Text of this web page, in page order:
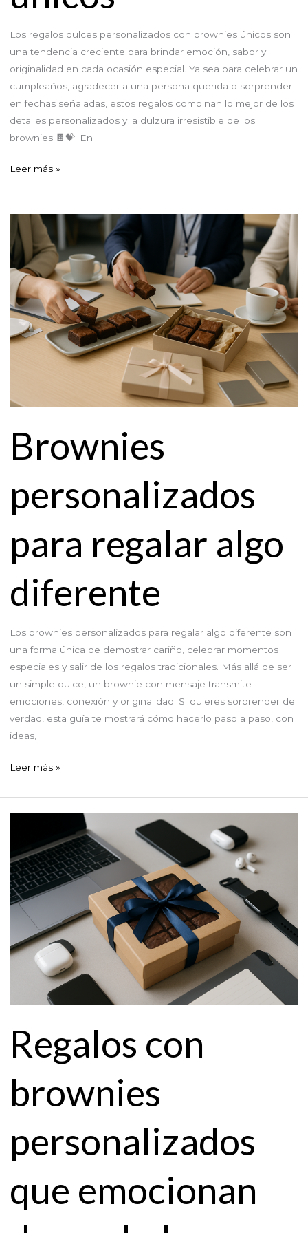
Los regalos dulces personalizados con brownies únicos son
una tendencia creciente para brindar emoción, sabor y
originalidad en cada ocasión especial. Ya sea para celebrar un
cumpleaños, agradecer a una persona querida o sorprender
en fechas señaladas, estos regalos combinan lo mejor de los
detalles personalizados y la dulzura irresistible de los
brownies 🍫💝. En
Regalos
personalizados
con
brownies
únicos
Leer más »
Brownies
personalizados
para regalar algo
diferente
Los brownies personalizados para regalar algo diferente son
una forma única de demostrar cariño, celebrar momentos
especiales y salir de los regalos tradicionales. Más allá de ser
un simple dulce, un brownie con mensaje transmite
emociones, conexión y originalidad. Si quieres sorprender de
verdad, esta guía te mostrará cómo hacerlo paso a paso, con
ideas,
Brownies
para
diferente
Leer más »
Regalos con
brownies
personalizados
que emocionan